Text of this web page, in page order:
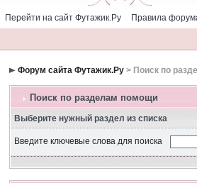
Перейти на сайт Футажик.Ру Правила
Форум сайта Футажик.Ру > Поиск по
Поиск по разделам помощи
Выберите нужный раздел из списка
Введите ключевые слова для поиска